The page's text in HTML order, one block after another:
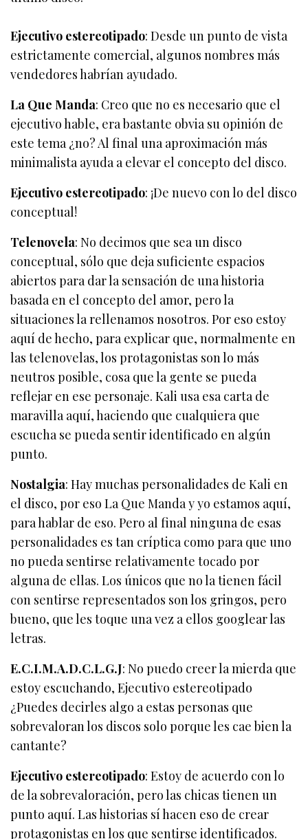
Ejecutivo estereotipado: Desde un punto de vista
estrictamente comercial, algunos nombres más
vendedores habrían ayudado.
La Que Manda: Creo que no es necesario que el
ejecutivo hable, era bastante obvia su opinión de
este tema ¿no? Al final una aproximación más
minimalista ayuda a elevar el concepto del disco.
Ejecutivo estereotipado: ¡De nuevo con lo del disco
conceptual!
Telenovela: No decimos que sea un disco
conceptual, sólo que deja suficiente espacios
abiertos para dar la sensación de una historia
basada en el concepto del amor, pero la
situaciones la rellenamos nosotros. Por eso estoy
aquí de hecho, para explicar que, normalmente en
las telenovelas, los protagonistas son lo más
neutros posible, cosa que la gente se pueda
reflejar en ese personaje. Kali usa esa carta de
maravilla aquí, haciendo que cualquiera que
escucha se pueda sentir identificado en algún
punto.
Nostalgia: Hay muchas personalidades de Kali en
el disco, por eso La Que Manda y yo estamos aquí,
para hablar de eso. Pero al final ninguna de esas
personalidades es tan críptica como para que uno
no pueda sentirse relativamente tocado por
alguna de ellas. Los únicos que no la tienen fácil
con sentirse representados son los gringos, pero
bueno, que les toque una vez a ellos googlear las
letras.
E.C.I.M.A.D.C.L.G.J: No puedo creer la mierda que
estoy escuchando, Ejecutivo estereotipado
¿Puedes decirles algo a estas personas que
sobrevaloran los discos solo porque les cae bien la
cantante?
Ejecutivo estereotipado: Estoy de acuerdo con lo
de la sobrevaloración, pero las chicas tienen un
punto aquí. Las historias sí hacen eso de crear
protagonistas en los que sentirse identificados.